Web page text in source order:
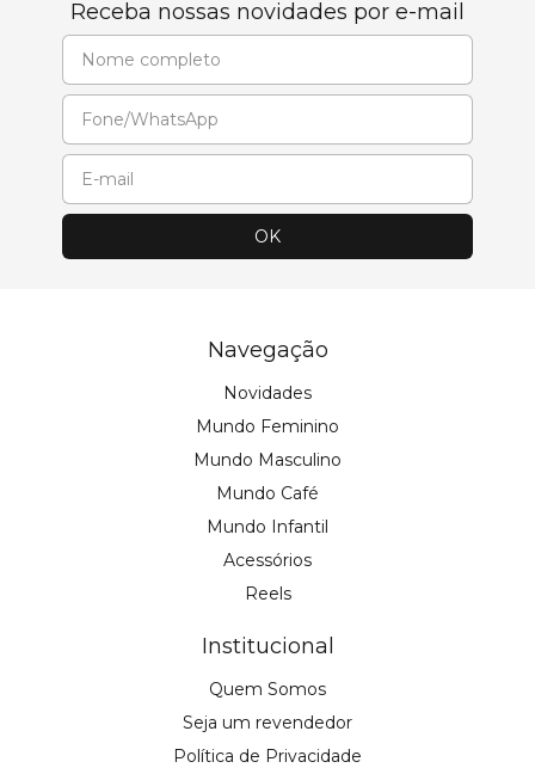
Receba nossas novidades por e-mail
Navegação
Novidades
Mundo Feminino
Mundo Masculino
Mundo Café
Mundo Infantil
Acessórios
Reels
Institucional
Quem Somos
Seja um revendedor
Política de Privacidade